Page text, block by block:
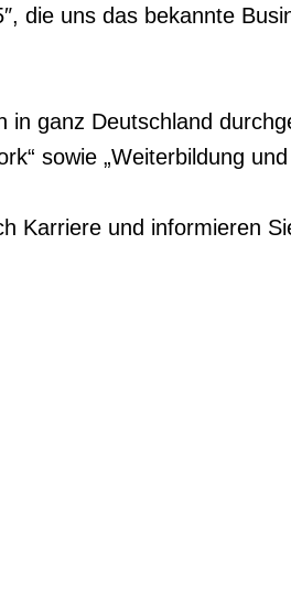
die uns das bekannte
ganz Deutschland
sowie „Weiterbildung
Karriere und informieren